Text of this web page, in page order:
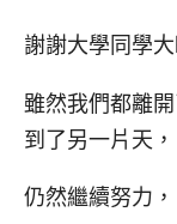
謝謝大學同學
雖然我們都離
到了另一片天，
仍然繼續努力，